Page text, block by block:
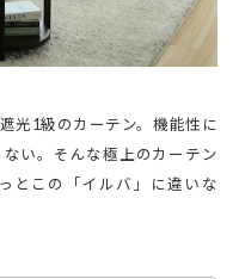
光1級のカーテン。機能性に
い。そんな極上のカーテン
とこの「イルバ」に違いな